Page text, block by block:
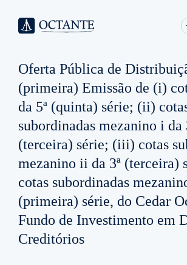
Oferta Pública de
(primeira) Emissão de (i)
da 5ª (quinta) série; (ii)
subordinadas mezanino i da
(terceira) série; (iii) cotas
mezanino ii da 3ª (terceira)
cotas subordinadas
(primeira) série, do Cedar
Fundo de Investimento em
Creditórios